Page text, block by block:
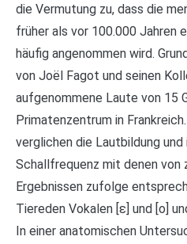
die Vermutung zu, dass die
früher als vor 100.000 Jahren
häufig angenommen wird.
von Joël Fagot und seinen
aufgenommene Laute von 15
Primatenzentrum in
verglichen die Lautbildung und
Schallfrequenz mit denen von
Ergebnissen zufolge
Tiereden Vokalen [ɛ] und [o]
In einer anatomischen